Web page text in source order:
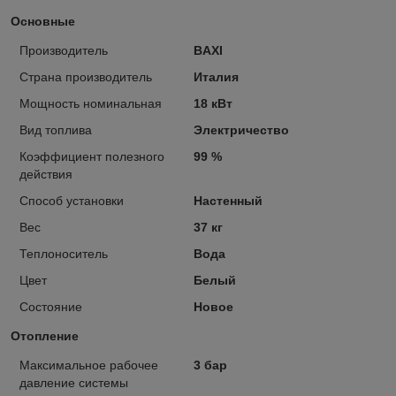
Основные
Производитель
BAXI
Страна производитель
Италия
Мощность номинальная
18 кВт
Вид топлива
Электричество
Коэффициент полезного
действия
99 %
Способ установки
Настенный
Вес
37 кг
Теплоноситель
Вода
Цвет
Белый
Состояние
Новое
Отопление
Максимальное рабочее
давление системы
3 бар